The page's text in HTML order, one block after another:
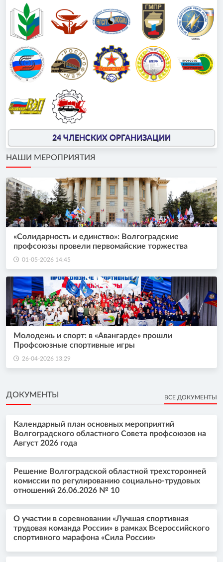
24 ЧЛЕНСКИХ ОРГАНИЗАЦИИ
НАШИ МЕРОПРИЯТИЯ
«Солидарность и единство»: Волгоградские
профсоюзы провели первомайские торжества
01-05-2026 14:45
Молодежь и спорт: в «Авангарде» прошли
Профсоюзные спортивные игры
26-04-2026 13:29
ДОКУМЕНТЫ ВСЕ ДОКУМЕНТЫ
Календарный план основных мероприятий
Волгоградского областного Совета профсоюзов на
Август 2026 года
Решение Волгоградской областной трехсторонней
комиссии по регулированию социально-трудовых
отношений 26.06.2026 № 10
О участии в соревновании «Лучшая спортивная
трудовая команда России» в рамках Всероссийского
спортивного марафона «Сила России»